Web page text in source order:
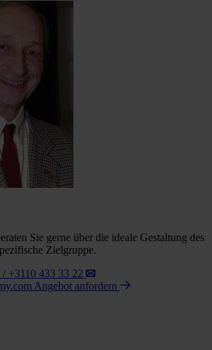
Sie gerne über die ideale Gestaltung des
Zielgruppe.
+3110 433 33 22
Angebot anfordern